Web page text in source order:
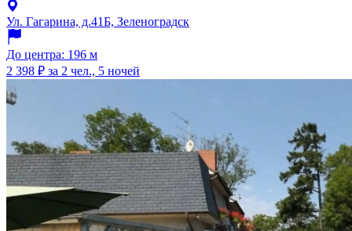
Ул. Гагарина, д.41Б, Зеленоградск
До центра: 196 м
2 398 ₽ за 2 чел., 5 ночей